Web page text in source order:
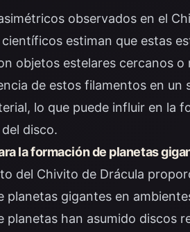
observados en el
estiman que estas
objetos estelares cercanos
de estos filamentos en
lo que puede influir en la
disco.
la formación de planetas
del Chivito de Drácula
planetas gigantes en
planetas han asumido discos